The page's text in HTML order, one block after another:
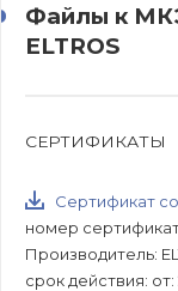
Файлы к
ELTROS
СЕРТИФИКАТЫ
Сертификат
номер
Производитель:
срок действия: от: